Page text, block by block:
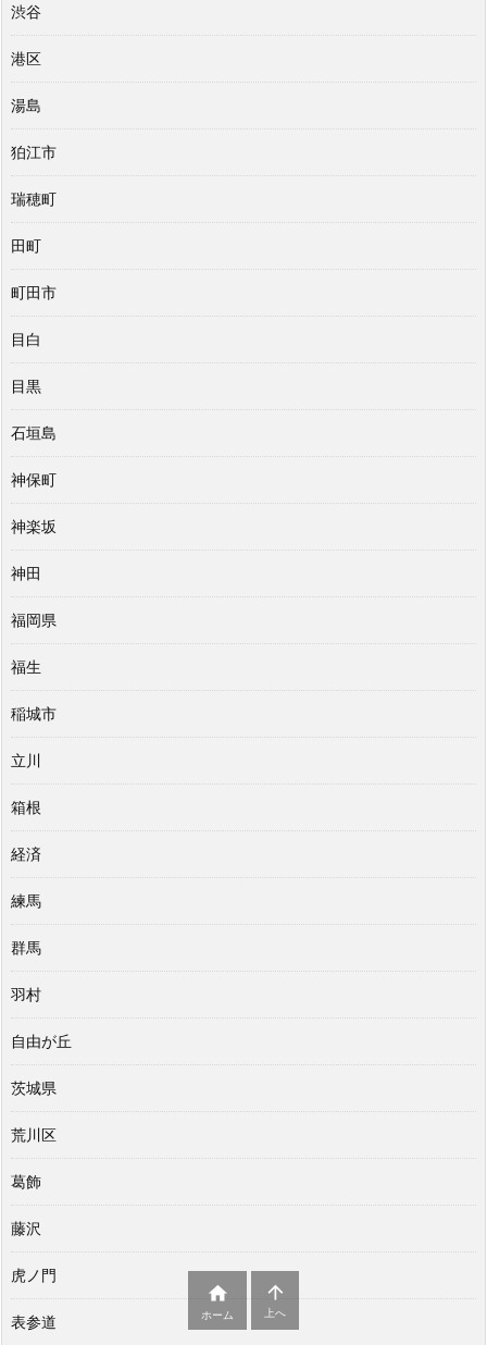
渋谷
港区
湯島
狛江市
瑞穂町
田町
町田市
目白
目黒
石垣島
神保町
神楽坂
神田
福岡県
福生
稲城市
立川
箱根
経済
練馬
群馬
羽村
自由が丘
茨城県
荒川区
葛飾
藤沢
虎ノ門
表参道

ホーム

上へ